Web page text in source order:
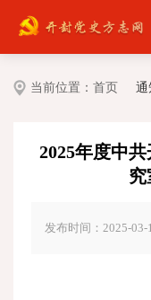
当前位置： 首页 通
2025年度中
究
发布时间：2025-03-